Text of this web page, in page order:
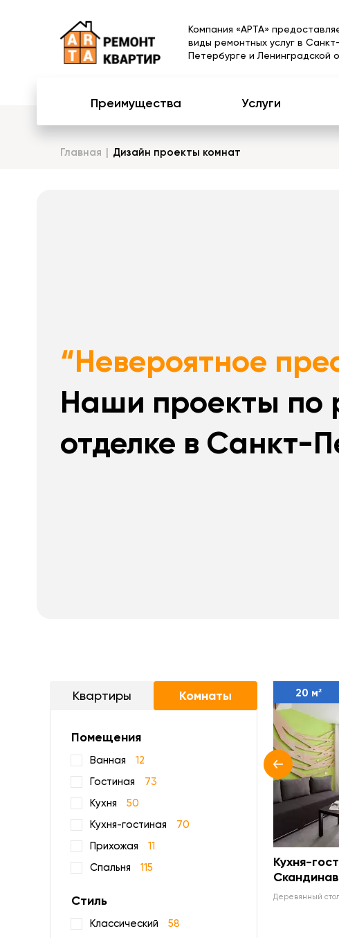
Компания «АРТА»
виды ремонтных услуг в Санкт-
Петербурге и Ленинградской
Преимущества Услуги
Главная Дизайн проекты комнат
“Невероятное
Наши проекты по
отделке в Санкт-
Квартиры Комнаты
Помещения
Ванная
12
Гостиная
73
Кухня
50
Кухня-гостиная
70
Прихожая
11
Спальня
115
Стиль
Классический
58
20 м²
Кухня-
деревянный стол